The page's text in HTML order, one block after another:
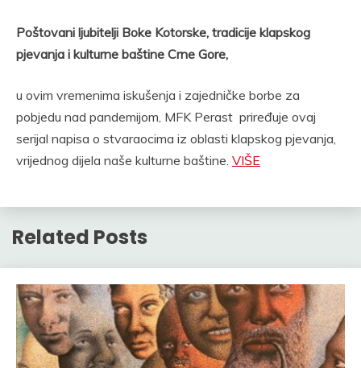
Poštovani ljubitelji Boke Kotorske, tradicije klapskog
pjevanja i kulturne baštine Crne Gore,
u ovim vremenima iskušenja i zajedničke borbe za
pobjedu nad pandemijom, MFK Perast priređuje ovaj
serijal napisa o stvaraocima iz oblasti klapskog pjevanja,
vrijednog dijela naše kulturne baštine. VIŠE
Related Posts